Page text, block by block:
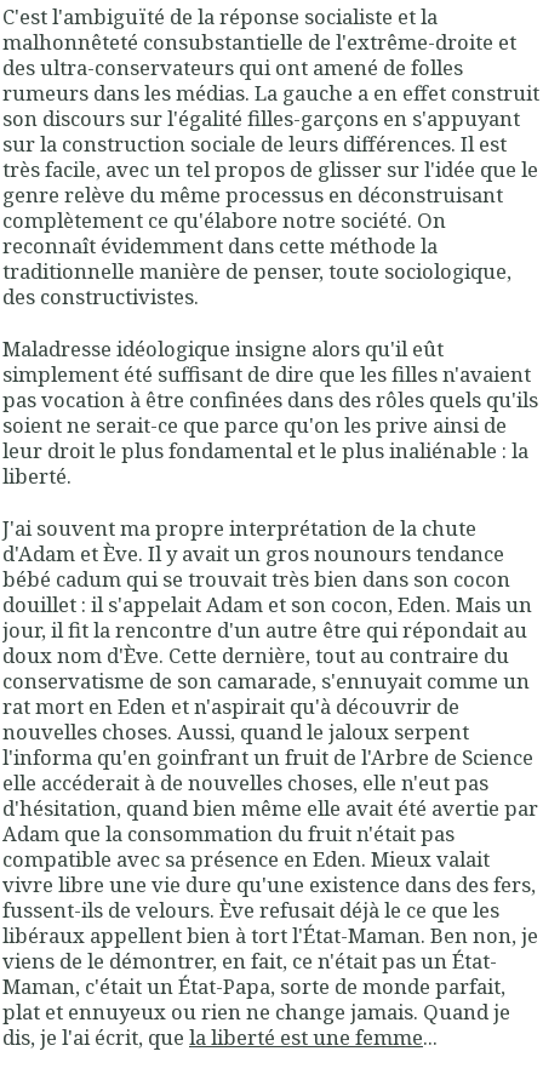
C'est l'ambiguïté de la réponse socialiste et la
malhonnêteté consubstantielle de l'extrême-droite et
des ultra-conservateurs qui ont amené de folles
rumeurs dans les médias. La gauche a en effet construit
son discours sur l'égalité filles-garçons en s'appuyant
sur la construction sociale de leurs différences. Il est
très facile, avec un tel propos de glisser sur l'idée que le
genre relève du même processus en déconstruisant
complètement ce qu'élabore notre société. On
reconnaît évidemment dans cette méthode la
traditionnelle manière de penser, toute sociologique,
des constructivistes.
Maladresse idéologique insigne alors qu'il eût
simplement été suffisant de dire que les filles n'avaient
pas vocation à être confinées dans des rôles quels qu'ils
soient ne serait-ce que parce qu'on les prive ainsi de
leur droit le plus fondamental et le plus inaliénable : la
liberté.
J'ai souvent ma propre interprétation de la chute
d'Adam et Ève. Il y avait un gros nounours tendance
bébé cadum qui se trouvait très bien dans son cocon
douillet : il s'appelait Adam et son cocon, Eden. Mais un
jour, il fit la rencontre d'un autre être qui répondait au
doux nom d'Ève. Cette dernière, tout au contraire du
conservatisme de son camarade, s'ennuyait comme un
rat mort en Eden et n'aspirait qu'à découvrir de
nouvelles choses. Aussi, quand le jaloux serpent
l'informa qu'en goinfrant un fruit de l'Arbre de Science
elle accéderait à de nouvelles choses, elle n'eut pas
d'hésitation, quand bien même elle avait été avertie par
Adam que la consommation du fruit n'était pas
compatible avec sa présence en Eden. Mieux valait
vivre libre une vie dure qu'une existence dans des fers,
fussent-ils de velours. Ève refusait déjà le ce que les
libéraux appellent bien à tort l'État-Maman. Ben non, je
viens de le démontrer, en fait, ce n'était pas un État-
Maman, c'était un État-Papa, sorte de monde parfait,
plat et ennuyeux ou rien ne change jamais. Quand je
dis, je l'ai écrit, que la liberté est une femme...